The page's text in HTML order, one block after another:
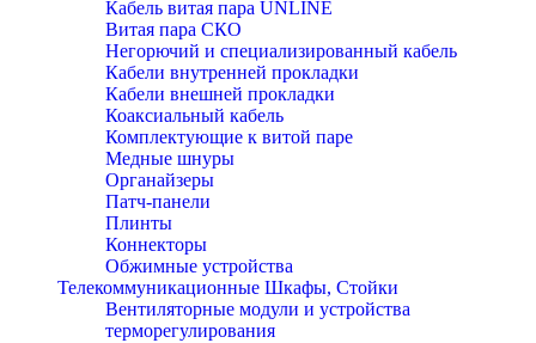
Кабель витая пара UNLINE
Витая пара СКО
Негорючий и специализированный кабель
Кабели внутренней прокладки
Кабели внешней прокладки
Коаксиальный кабель
Комплектующие к витой паре
Медные шнуры
Органайзеры
Патч-панели
Плинты
Коннекторы
Обжимные устройства
Телекоммуникационные Шкафы, Стойки
Вентиляторные модули и устройства
терморегулирования